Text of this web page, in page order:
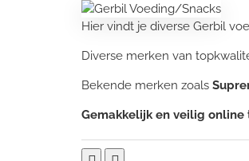
Hier vindt je diverse Gerbil
Diverse merken van
Bekende merken zoals
Gemakkelijk en veilig